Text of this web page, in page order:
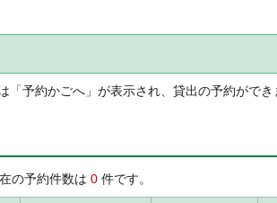
「予約かごへ」が表示され、貸出の予約ができ
の予約件数は 0 件です。